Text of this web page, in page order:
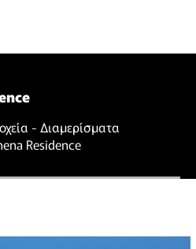
- Διαμερίσματα
Residence